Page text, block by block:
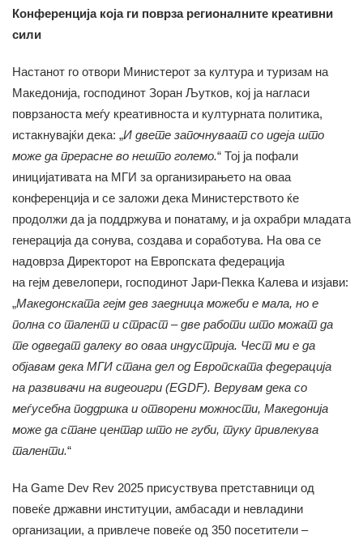
Конференција која ги поврза регионалните креативни
сили
Настанот го отвори Министерот за култура и туризам на
Македонија, господинот Зоран Љутков, кој ја нагласи
поврзаноста меѓу креативноста и културната политика,
истакнувајќи дека: „И двете започнуваат со идеја што
може да прерасне во нешто големо.“ Тој ја пофали
иницијативата на МГИ за организирањето на оваа
конференција и се заложи дека Министерството ќе
продолжи да ја поддржува и понатаму, и ја охрабри младата
генерација да сонува, создава и соработува. На ова се
надоврза Директорот на Европската федерација
на гејм девелопери, господинот Јари-Пекка Калева и изјави:
„Македонската гејм дев заедница можеби е мала, но е
полна со талент и страст – две работи што можат да
те одведат далеку во оваа индустрија. Чест ми е да
објавам дека МГИ стана дел од Европската федерација
на развивачи на видеоигри (EGDF). Верувам дека со
меѓусебна поддршка и отворени можности, Македонија
може да стане центар што не губи, туку привлекува
таленти.“
На Game Dev Rev 2025 присуствува претставници од
повеќе државни институции, амбасади и невладини
организации, а привлече повеќе од 350 посетители –